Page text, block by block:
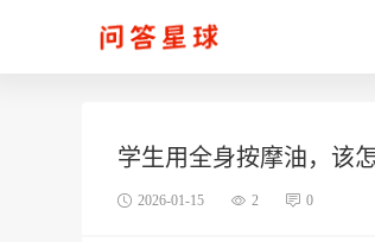
学生用全身按摩油，该
2026-01-15 2 0